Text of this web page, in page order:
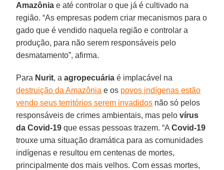
Amazônia e até controlar o que já é cultivado na
região. “As empresas podem criar mecanismos para o
gado que é vendido naquela região e controlar a
produção, para não serem responsáveis pelo
desmatamento”, afirma.
Para Nurit, aagropecuária é implacável na
destruição da Amazônia e os povos indígenas estão
vendo seus territórios serem invadidos não só pelos
responsáveis de crimes ambientais, mas pelovírus
da Covid-19 que essas pessoas trazem. “ACovid-19
trouxe uma situação dramática para as comunidades
indígenas e resultou em centenas de mortes,
principalmente dos mais velhos. Com essas mortes,